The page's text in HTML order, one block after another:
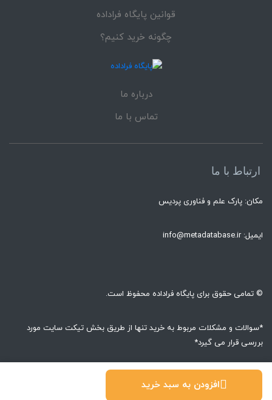
افزودن به سبد خرید
قوانین پایگاه فراداده
چگونه خرید کنیم؟
درباره ما
تماس با ما
ارتباط با ما
مکان: پارک علم و فناوری پردیس
ایمیل: info@metadatabase.ir
© تمامی حقوق برای پایگاه فراداده محفوظ است.
*سوالات و مشکلات مربوط به خرید تنها از طریق بخش تیکت سایت مورد
بررسی قرار می گیرد*
© تمام حقوق محفوظ است.